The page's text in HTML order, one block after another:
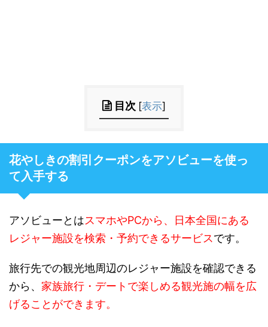
目次 [表示]
花やしきの割引クーポンをアソビューを使っ
て入手する
アソビューとはスマホやPCから、日本全国にある
レジャー施設を検索・予約できるサービスです。
旅行先での観光地周辺のレジャー施設を確認できる
から、 家族旅行・デートで楽しめる観光施の幅を広
げることができます。